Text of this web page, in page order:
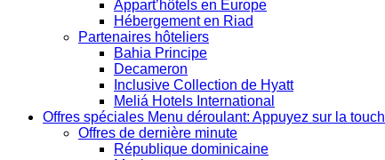
Appart’hôtels en Europe
Hébergement en Riad
Partenaires hôteliers
Bahia Principe
Decameron
Inclusive Collection de Hyatt
Meliá Hotels International
Offres spéciales Menu déroulant: Appuyez sur la
Offres de dernière minute
République dominicaine